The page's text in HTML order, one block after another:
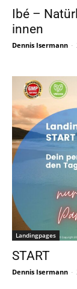
Ibé –
innen
Dennis Isermann -
Landingpages
START
Dennis Isermann -